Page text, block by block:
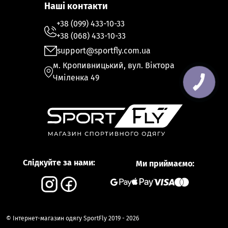
Слідкуйте за нами: Ми приймаємо:
Наші контакти
+38 (099) 433-10-33
+38 (068) 433-10-33
support@sportfly.com.ua
м. Кропивницький, вул. Віктора
Чміленка 49
© Інтернет-магазин одягу SportFly 2019 - 2026
КНОПКА
ЗВ'ЯЗКУ